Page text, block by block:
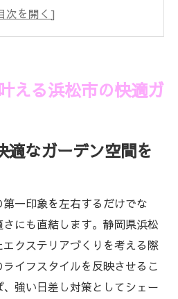
るエクステリアの特徴とは
性を両立するエクステリア
に役立つエクステリア選び
理想のガーデン作りに欠か
ステリア選びのチェックポ
気を左右するエクステリア
える浜松市の快適ガ
適なガーデン空間を
一印象を左右するだけでな
にも直結します。静岡県浜松
クステリアづくりを考える際
イフスタイルを反映させるこ
強い日差し対策としてシェー